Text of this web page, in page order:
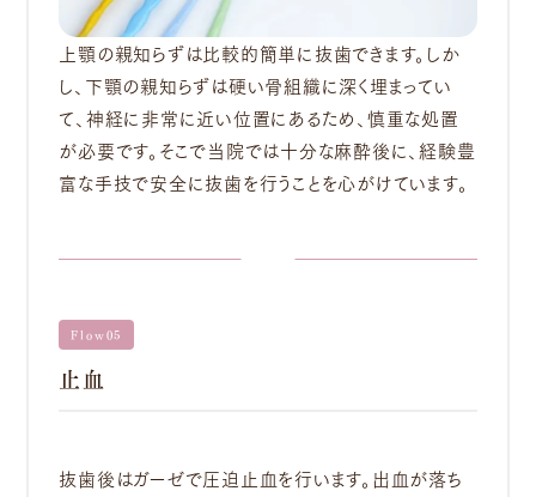
上顎の親知らずは比較的簡単に抜歯できます。しか
し、下顎の親知らずは硬い骨組織に深く埋まってい
て、神経に非常に近い位置にあるため、慎重な処置
が必要です。そこで当院では十分な麻酔後に、経験豊
富な手技で安全に抜歯を行うことを心がけています。
Flow05
止血
抜歯後はガーゼで圧迫止血を行います。出血が落ち